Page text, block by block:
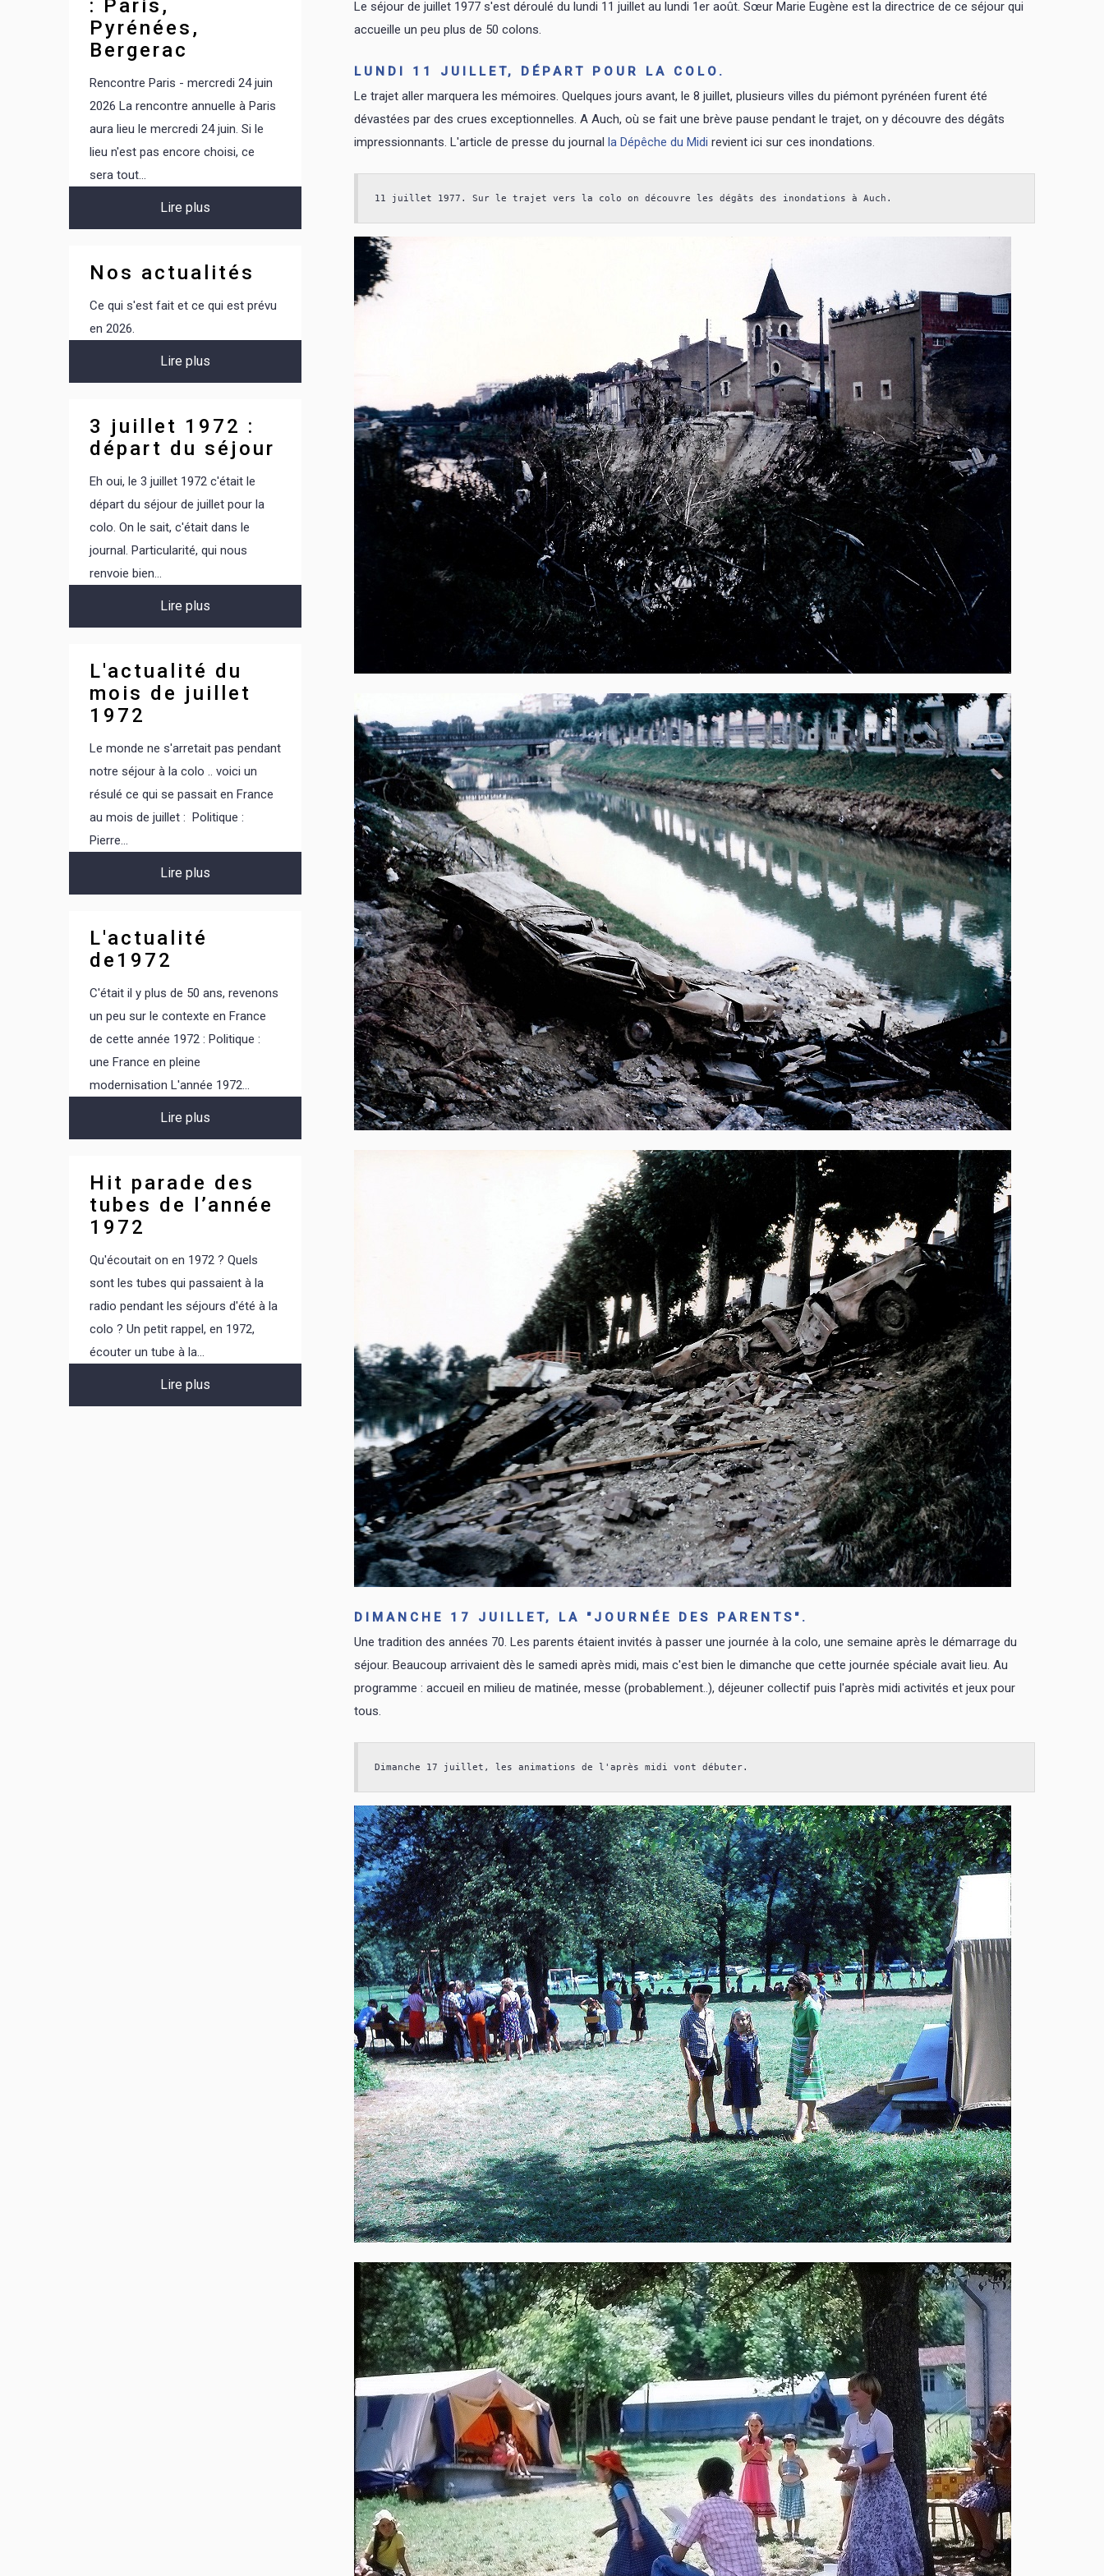
: Paris,
Pyrénées,
Bergerac
Rencontre Paris - mercredi 24 juin
2026 La rencontre annuelle à Paris
aura lieu le mercredi 24 juin. Si le
lieu n'est pas encore choisi, ce
sera tout...
Lire plus
Nos actualités
Ce qui s'est fait et ce qui est prévu
en 2026.
Lire plus
3 juillet 1972 :
départ du séjour
Eh oui, le 3 juillet 1972 c'était le
départ du séjour de juillet pour la
colo. On le sait, c'était dans le
journal. Particularité, qui nous
renvoie bien...
Lire plus
L'actualité du
mois de juillet
1972
Le monde ne s'arretait pas pendant
notre séjour à la colo .. voici un
résulé ce qui se passait en France
au mois de juillet : Politique :
Pierre...
Lire plus
L'actualité
de1972
C'était il y plus de 50 ans, revenons
un peu sur le contexte en France
de cette année 1972 : Politique :
une France en pleine
modernisation L'année 1972...
Lire plus
Hit parade des
tubes de l’année
1972
Qu'écoutait on en 1972 ? Quels
sont les tubes qui passaient à la
radio pendant les séjours d'été à la
colo ? Un petit rappel, en 1972,
écouter un tube à la...
Lire plus
Le séjour de juillet 1977 s'est déroulé du lundi 11 juillet au lundi 1er août. Sœur Marie Eugène est la directrice de ce séjour qui
accueille un peu plus de 50 colons.
LUNDI 11 JUILLET, DÉPART POUR LA COLO.
Le trajet aller marquera les mémoires. Quelques jours avant, le 8 juillet, plusieurs villes du piémont pyrénéen furent été
dévastées par des crues exceptionnelles. A Auch, où se fait une brève pause pendant le trajet, on y découvre des dégâts
impressionnants. L'article de presse du journalla Dépêche du Midi revient ici sur ces inondations.
11 juillet 1977. Sur le trajet vers la colo on découvre les dégâts des inondations à Auch.
DIMANCHE 17 JUILLET, LA "JOURNÉE DES PARENTS".
Une tradition des années 70. Les parents étaient invités à passer une journée à la colo, une semaine après le démarrage du
séjour. Beaucoup arrivaient dès le samedi après midi, mais c'est bien le dimanche que cette journée spéciale avait lieu. Au
programme : accueil en milieu de matinée, messe (probablement..), déjeuner collectif puis l'après midi activités et jeux pour
tous.
Dimanche 17 juillet, les animations de l'après midi vont débuter.